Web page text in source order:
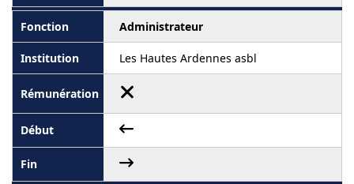
Administrateur
Les Hautes Ardennes asbl